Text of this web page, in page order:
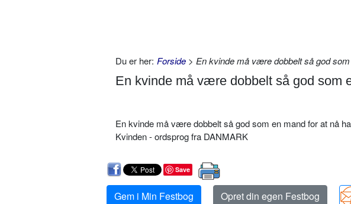
Du er her: Forside > En kvinde må være dobbelt så god
En kvinde må være dobbelt så god som
En kvinde må være dobbelt så god som en mand for at nå
Kvinden - ordsprog fra DANMARK
Save
Gem i Min Festbog Opret din egen Festbog